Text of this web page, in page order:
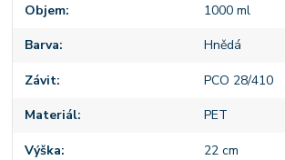
Objem 1000 ml
Barva Hnědá
Závit PCO 28/410
Materiál PET
Výška 22 cm